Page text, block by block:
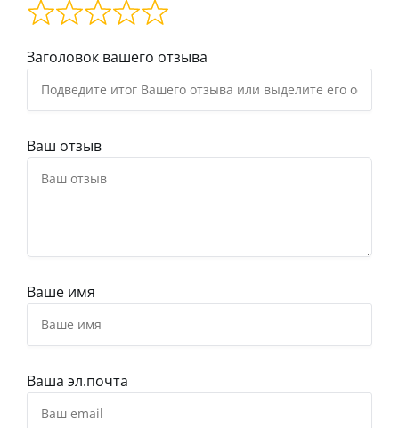
Заголовок вашего отзыва
Ваш отзыв
Ваше имя
Ваша эл.почта